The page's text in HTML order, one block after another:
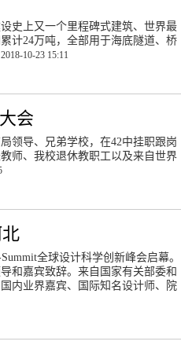
史上又一个里程碑式建筑、世界最
计24万吨，全部用于海底隧道、桥
2018-10-23 15:11
会
领导、兄弟学校，在42中挂职跟岗
师、我校退休教职工以及来自世界
全球设计科学创新峰会启幕。
和嘉宾致辞。来自国家有关部委和
内业界嘉宾、国际知名设计师、院